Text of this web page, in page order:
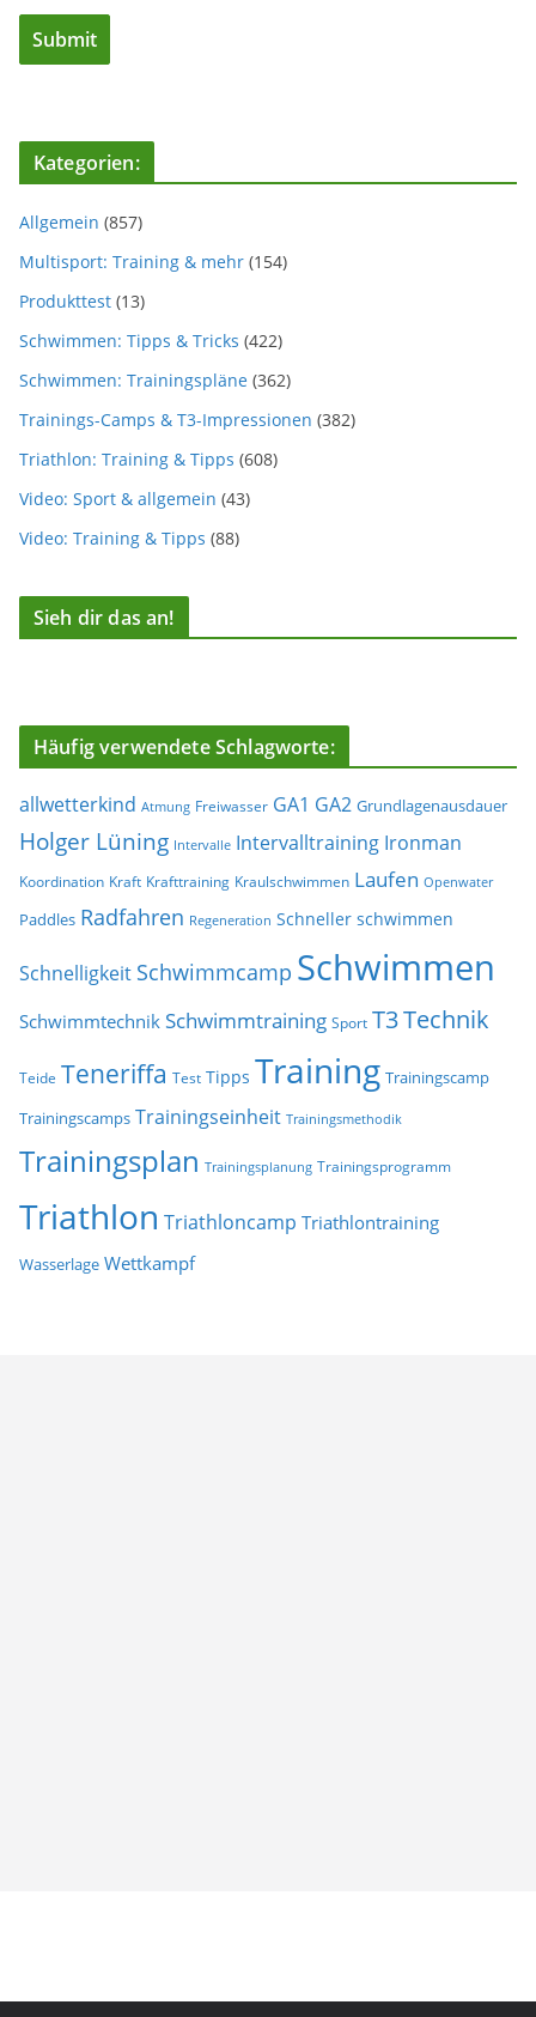
Kategorien:
Allgemein (857)
Multisport: Training & mehr (154)
Produkttest (13)
Schwimmen: Tipps & Tricks (422)
Schwimmen: Trainingspläne (362)
Trainings-Camps & T3-Impressionen (382)
Triathlon: Training & Tipps (608)
Video: Sport & allgemein (43)
Video: Training & Tipps (88)
Sieh dir das an!
Häufig verwendete Schlagworte:
allwetterkind Atmung Freiwasser GA1 GA2 Grundlagenausdauer
Holger Lüning Intervalle Intervalltraining Ironman
Koordination Kraft Krafttraining Kraulschwimmen Laufen Openwater
Paddles Radfahren Regeneration Schneller schwimmen
Schnelligkeit Schwimmcamp Schwimmen
Schwimmtechnik Schwimmtraining Sport T3Technik
Teide Teneriffa Test Tipps Training Trainingscamp
Trainingscamps Trainingseinheit Trainingsmethodik
Trainingsplan Trainingsplanung Trainingsprogramm
Triathlon Triathloncamp Triathlontraining
Wasserlage Wettkampf